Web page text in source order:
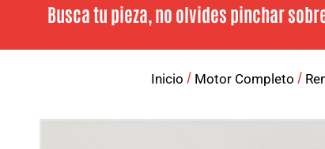
Busca tu pieza, no olvides pinchar
Inicio / Motor Completo /